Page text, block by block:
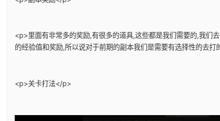
<p>里面有非常多的奖励,有很多的道具,这些都是我们需要的,我们
的经验值和奖励,所以说对于前期的副本我们是需要有选择性的去打
<p>关卡打法</p>